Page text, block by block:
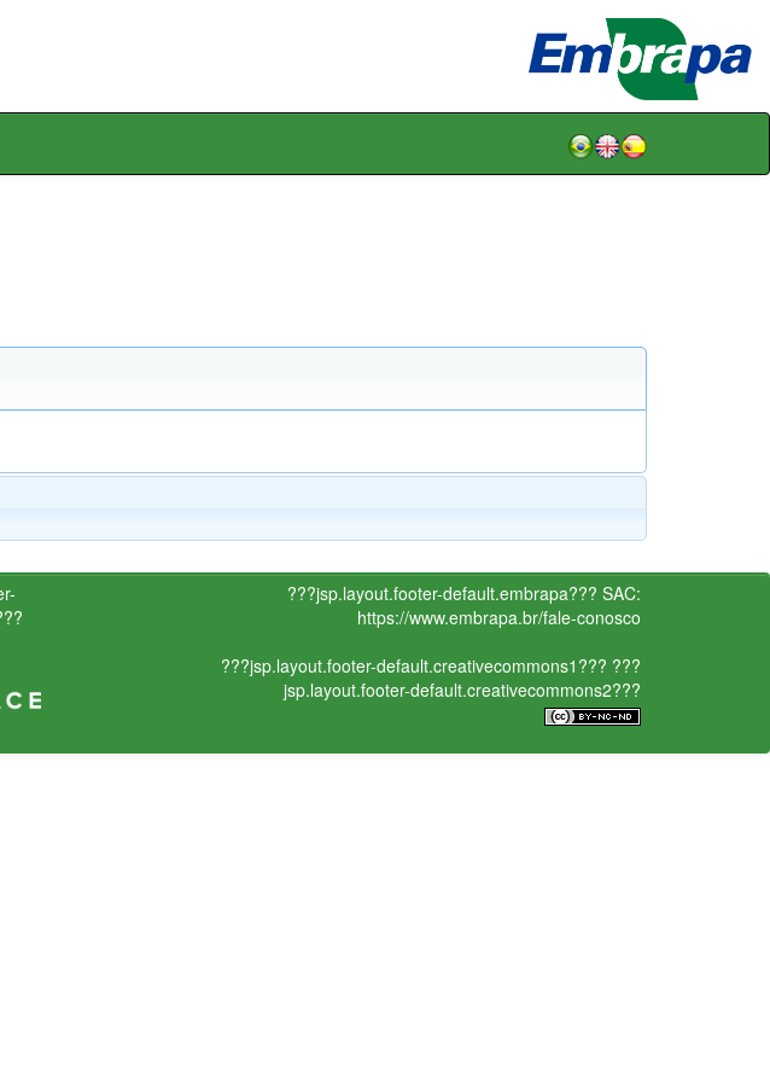
???jsp.layout.footer-default.embrapa??? SAC:
https://www.embrapa.br/fale-conosco
???jsp.layout.footer-default.creativecommons1??? ???
jsp.layout.footer-default.creativecommons2???